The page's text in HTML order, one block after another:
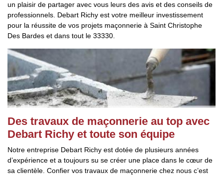
un plaisir de partager avec vous leurs des avis et des conseils de
professionnels. Debart Richy est votre meilleur investissement
pour la réussite de vos projets maçonnerie à Saint Christophe
Des Bardes et dans tout le 33330.
Des travaux de maçonnerie au top avec
Debart Richy et toute son équipe
Notre entreprise Debart Richy est dotée de plusieurs années
d’expérience et a toujours su se créer une place dans le cœur de
sa clientèle. Confier vos travaux de maçonnerie chez nous c’est